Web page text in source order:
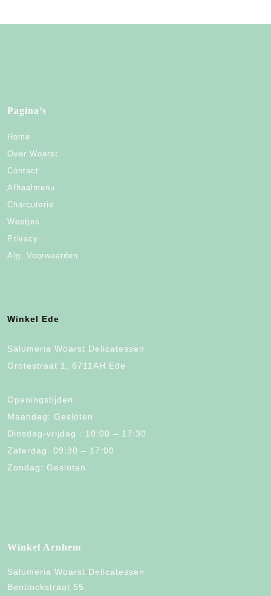
Pagina’s
Home
Over Woarst
Contact
Afhaalmenu
Charcuterie
Weetjes
Privacy
Alg. Voorwaarden
Winkel Ede
Salumeria Woarst Delicatessen
Grotestraat 1, 6711AH Ede
Openingstijden:
Maandag: Gesloten
Dinsdag-vrijdag : 10:00 – 17:30
Zaterdag: 09:30 – 17:00
Zondag: Gesloten
Winkel Arnhem
Salumeria Woarst Delicatessen
Bentinckstraat 55